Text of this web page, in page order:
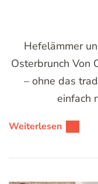
Hefelämmer
Osterbrunch Von
– ohne das
einfach
Weiterlesen